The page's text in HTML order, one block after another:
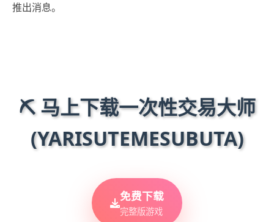
推出消息。
⛏️ 马上下载一次性交易大师
(YARISUTEMESUBUTA)
免费下载
完整版游戏